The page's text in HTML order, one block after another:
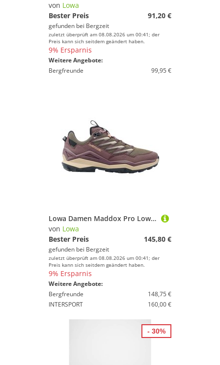
von Lowa
Bester Preis
91,20 €
gefunden bei Bergzeit
zuletzt überprüft am 08.08.2026 um 00:41; der
Preis kann sich seitdem geändert haben.
9% Ersparnis
Weitere Angebote:
Bergfreunde
99,95 €
Lowa Damen Maddox Pro Low Schuhe
von Lowa
Bester Preis
145,80 €
gefunden bei Bergzeit
zuletzt überprüft am 08.08.2026 um 00:41; der
Preis kann sich seitdem geändert haben.
9% Ersparnis
Weitere Angebote:
Bergfreunde
148,75 €
INTERSPORT
160,00 €
- 30%